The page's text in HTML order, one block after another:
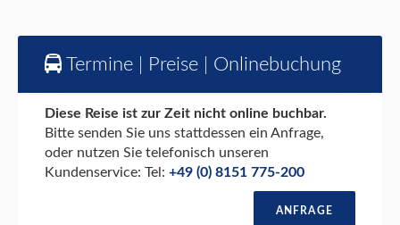
Termine | Preise | Onlinebuchung
Diese Reise ist zur Zeit nicht online buchbar.
Bitte senden Sie uns stattdessen ein Anfrage,
oder nutzen Sie telefonisch unseren
Kundenservice: Tel: +49 (0) 8151 775-200
ANFRAGE